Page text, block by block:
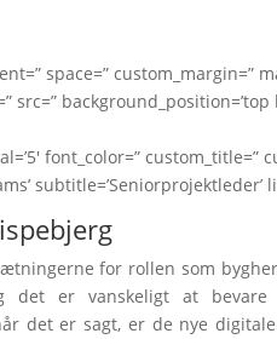
space=” custom_margin=”
src=”
font_color=” custom_title=”
subtitle=’Seniorprojektleder’
for rollen som
er vanskeligt at bevare
det er sagt, er de nye